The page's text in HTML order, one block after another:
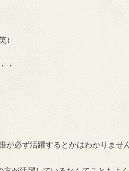
）
・
必ず活躍するとかはわかりませ